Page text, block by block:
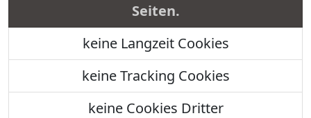
Seiten.
keine Langzeit Cookies
keine Tracking Cookies
keine Cookies Dritter